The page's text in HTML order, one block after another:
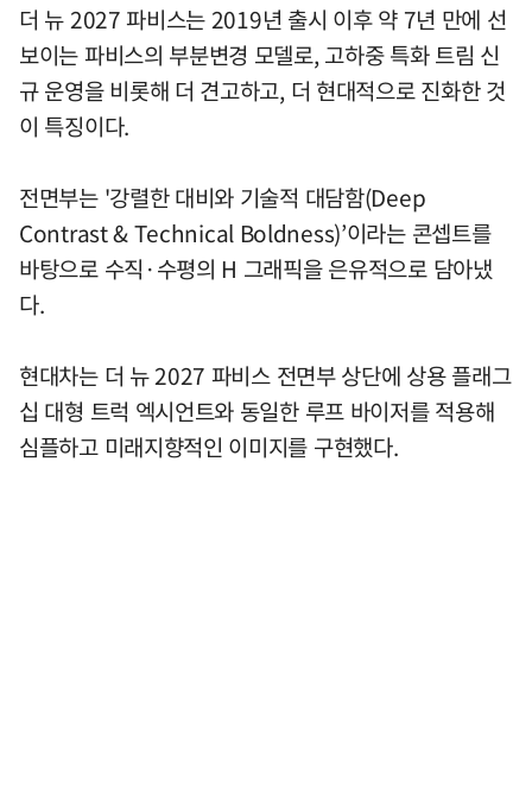
더 뉴 2027 파비스는 2019년 출시 이후 약 7년 만에 선
보이는 파비스의 부분변경 모델로, 고하중 특화 트림 신
규 운영을 비롯해 더 견고하고, 더 현대적으로 진화한 것
이 특징이다.
전면부는 '강렬한 대비와 기술적 대담함(Deep
Contrast & Technical Boldness)’이라는 콘셉트를
바탕으로 수직·수평의 H 그래픽을 은유적으로 담아냈
다.
현대차는 더 뉴 2027 파비스 전면부 상단에 상용 플래그
십 대형 트럭 엑시언트와 동일한 루프 바이저를 적용해
심플하고 미래지향적인 이미지를 구현했다.